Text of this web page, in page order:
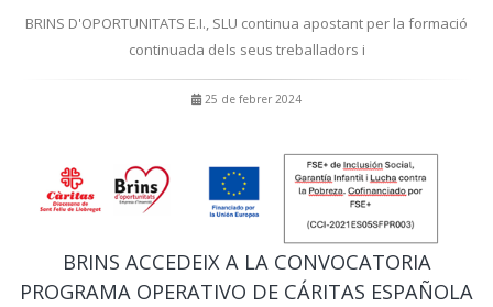
BRINS D'OPORTUNITATS E.I., SLU continua apostant per la formació
continuada dels seus treballadors i
25 de febrer 2024
BRINS ACCEDEIX A LA CONVOCATORIA
PROGRAMA OPERATIVO DE CÁRITAS ESPAÑOLA